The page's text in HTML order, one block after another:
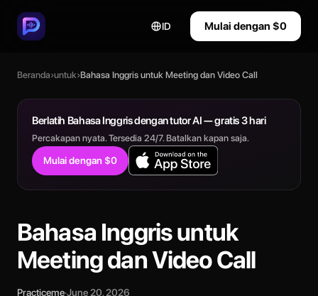
ID Mulai dengan $0
Beranda›untuk›Bahasa Inggris untuk Meeting dan Video Call
Berlatih Bahasa Inggris dengan tutor AI — gratis 3 hari
Percakapan nyata. Tersedia 24/7. Batalkan kapan saja.
Mulai dengan $0
Bahasa Inggris untuk
Meeting dan Video Call
Practiceme·June 20, 2026